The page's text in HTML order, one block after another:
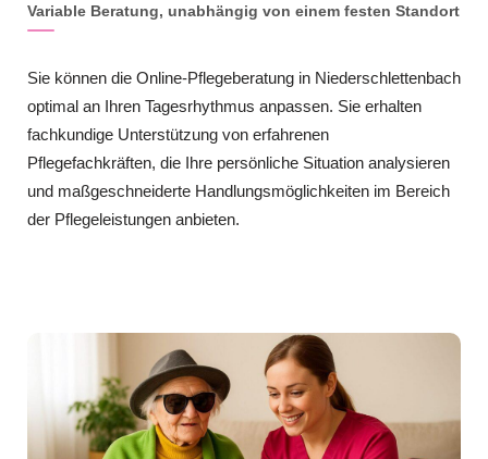
Variable Beratung, unabhängig von einem festen Standort
Sie können die Online-Pflegeberatung in Niederschlettenbach
optimal an Ihren Tagesrhythmus anpassen. Sie erhalten
fachkundige Unterstützung von erfahrenen
Pflegefachkräften, die Ihre persönliche Situation analysieren
und maßgeschneiderte Handlungsmöglichkeiten im Bereich
der Pflegeleistungen anbieten.